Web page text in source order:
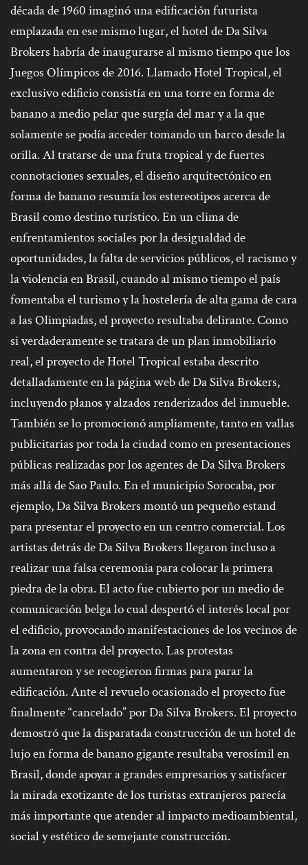
década de 1960 imaginó una edificación futurista
emplazada en ese mismo lugar, el hotel de Da Silva
Brokers habría de inaugurarse al mismo tiempo que los
Juegos Olímpicos de 2016. Llamado Hotel Tropical, el
exclusivo edificio consistía en una torre en forma de
banano a medio pelar que surgía del mar y a la que
solamente se podía acceder tomando un barco desde la
orilla. Al tratarse de una fruta tropical y de fuertes
connotaciones sexuales, el diseño arquitectónico en
forma de banano resumía los estereotipos acerca de
Brasil como destino turístico. En un clima de
enfrentamientos sociales por la desigualdad de
oportunidades, la falta de servicios públicos, el racismo y
la violencia en Brasil, cuando al mismo tiempo el país
fomentaba el turismo y la hostelería de alta gama de cara
a las Olimpiadas, el proyecto resultaba delirante. Como
si verdaderamente se tratara de un plan inmobiliario
real, el proyecto de Hotel Tropical estaba descrito
detalladamente en la página web de Da Silva Brokers,
incluyendo planos y alzados renderizados del inmueble.
También se lo promocionó ampliamente, tanto en vallas
publicitarias por toda la ciudad como en presentaciones
públicas realizadas por los agentes de Da Silva Brokers
más allá de Sao Paulo. En el municipio Sorocaba, por
ejemplo, Da Silva Brokers montó un pequeño estand
para presentar el proyecto en un centro comercial. Los
artistas detrás de Da Silva Brokers llegaron incluso a
realizar una falsa ceremonia para colocar la primera
piedra de la obra. El acto fue cubierto por un medio de
comunicación belga lo cual despertó el interés local por
el edificio, provocando manifestaciones de los vecinos de
la zona en contra del proyecto. Las protestas
aumentaron y se recogieron firmas para parar la
edificación. Ante el revuelo ocasionado el proyecto fue
finalmente “cancelado” por Da Silva Brokers. El proyecto
demostró que la disparatada construcción de un hotel de
lujo en forma de banano gigante resultaba verosímil en
Brasil, donde apoyar a grandes empresarios y satisfacer
la mirada exotizante de los turistas extranjeros parecía
más importante que atender al impacto medioambiental,
social y estético de semejante construcción.